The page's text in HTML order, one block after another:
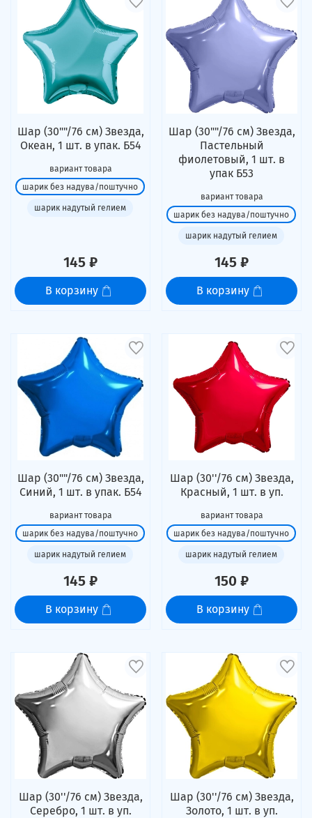
Шар (30""/76 см) Звезда,
Океан, 1 шт. в упак. Б54
вариант товара
шарик без надува/поштучно
шарик надутый гелием
145 ₽
В корзину
Шар (30""/76 см) Звезда,
Пастельный
фиолетовый, 1 шт. в
упак Б53
вариант товара
шарик без надува/поштучно
шарик надутый гелием
145 ₽
В корзину
Шар (30""/76 см) Звезда,
Синий, 1 шт. в упак. Б54
вариант товара
шарик без надува/поштучно
шарик надутый гелием
145 ₽
В корзину
Шар (30''/76 см) Звезда,
Красный, 1 шт. в уп.
вариант товара
шарик без надува/поштучно
шарик надутый гелием
150 ₽
В корзину
Шар (30''/76 см) Звезда,
Серебро, 1 шт. в уп.
Шар (30''/76 см) Звезда,
Золото, 1 шт. в уп.